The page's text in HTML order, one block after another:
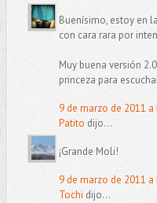
Buenísimo, estoy en
con cara rara por
Muy buena versión
princeza para
9 de marzo de 2011 a
Patito dijo...
¡Grande Moli!
9 de marzo de 2011 a
Tochi dijo...